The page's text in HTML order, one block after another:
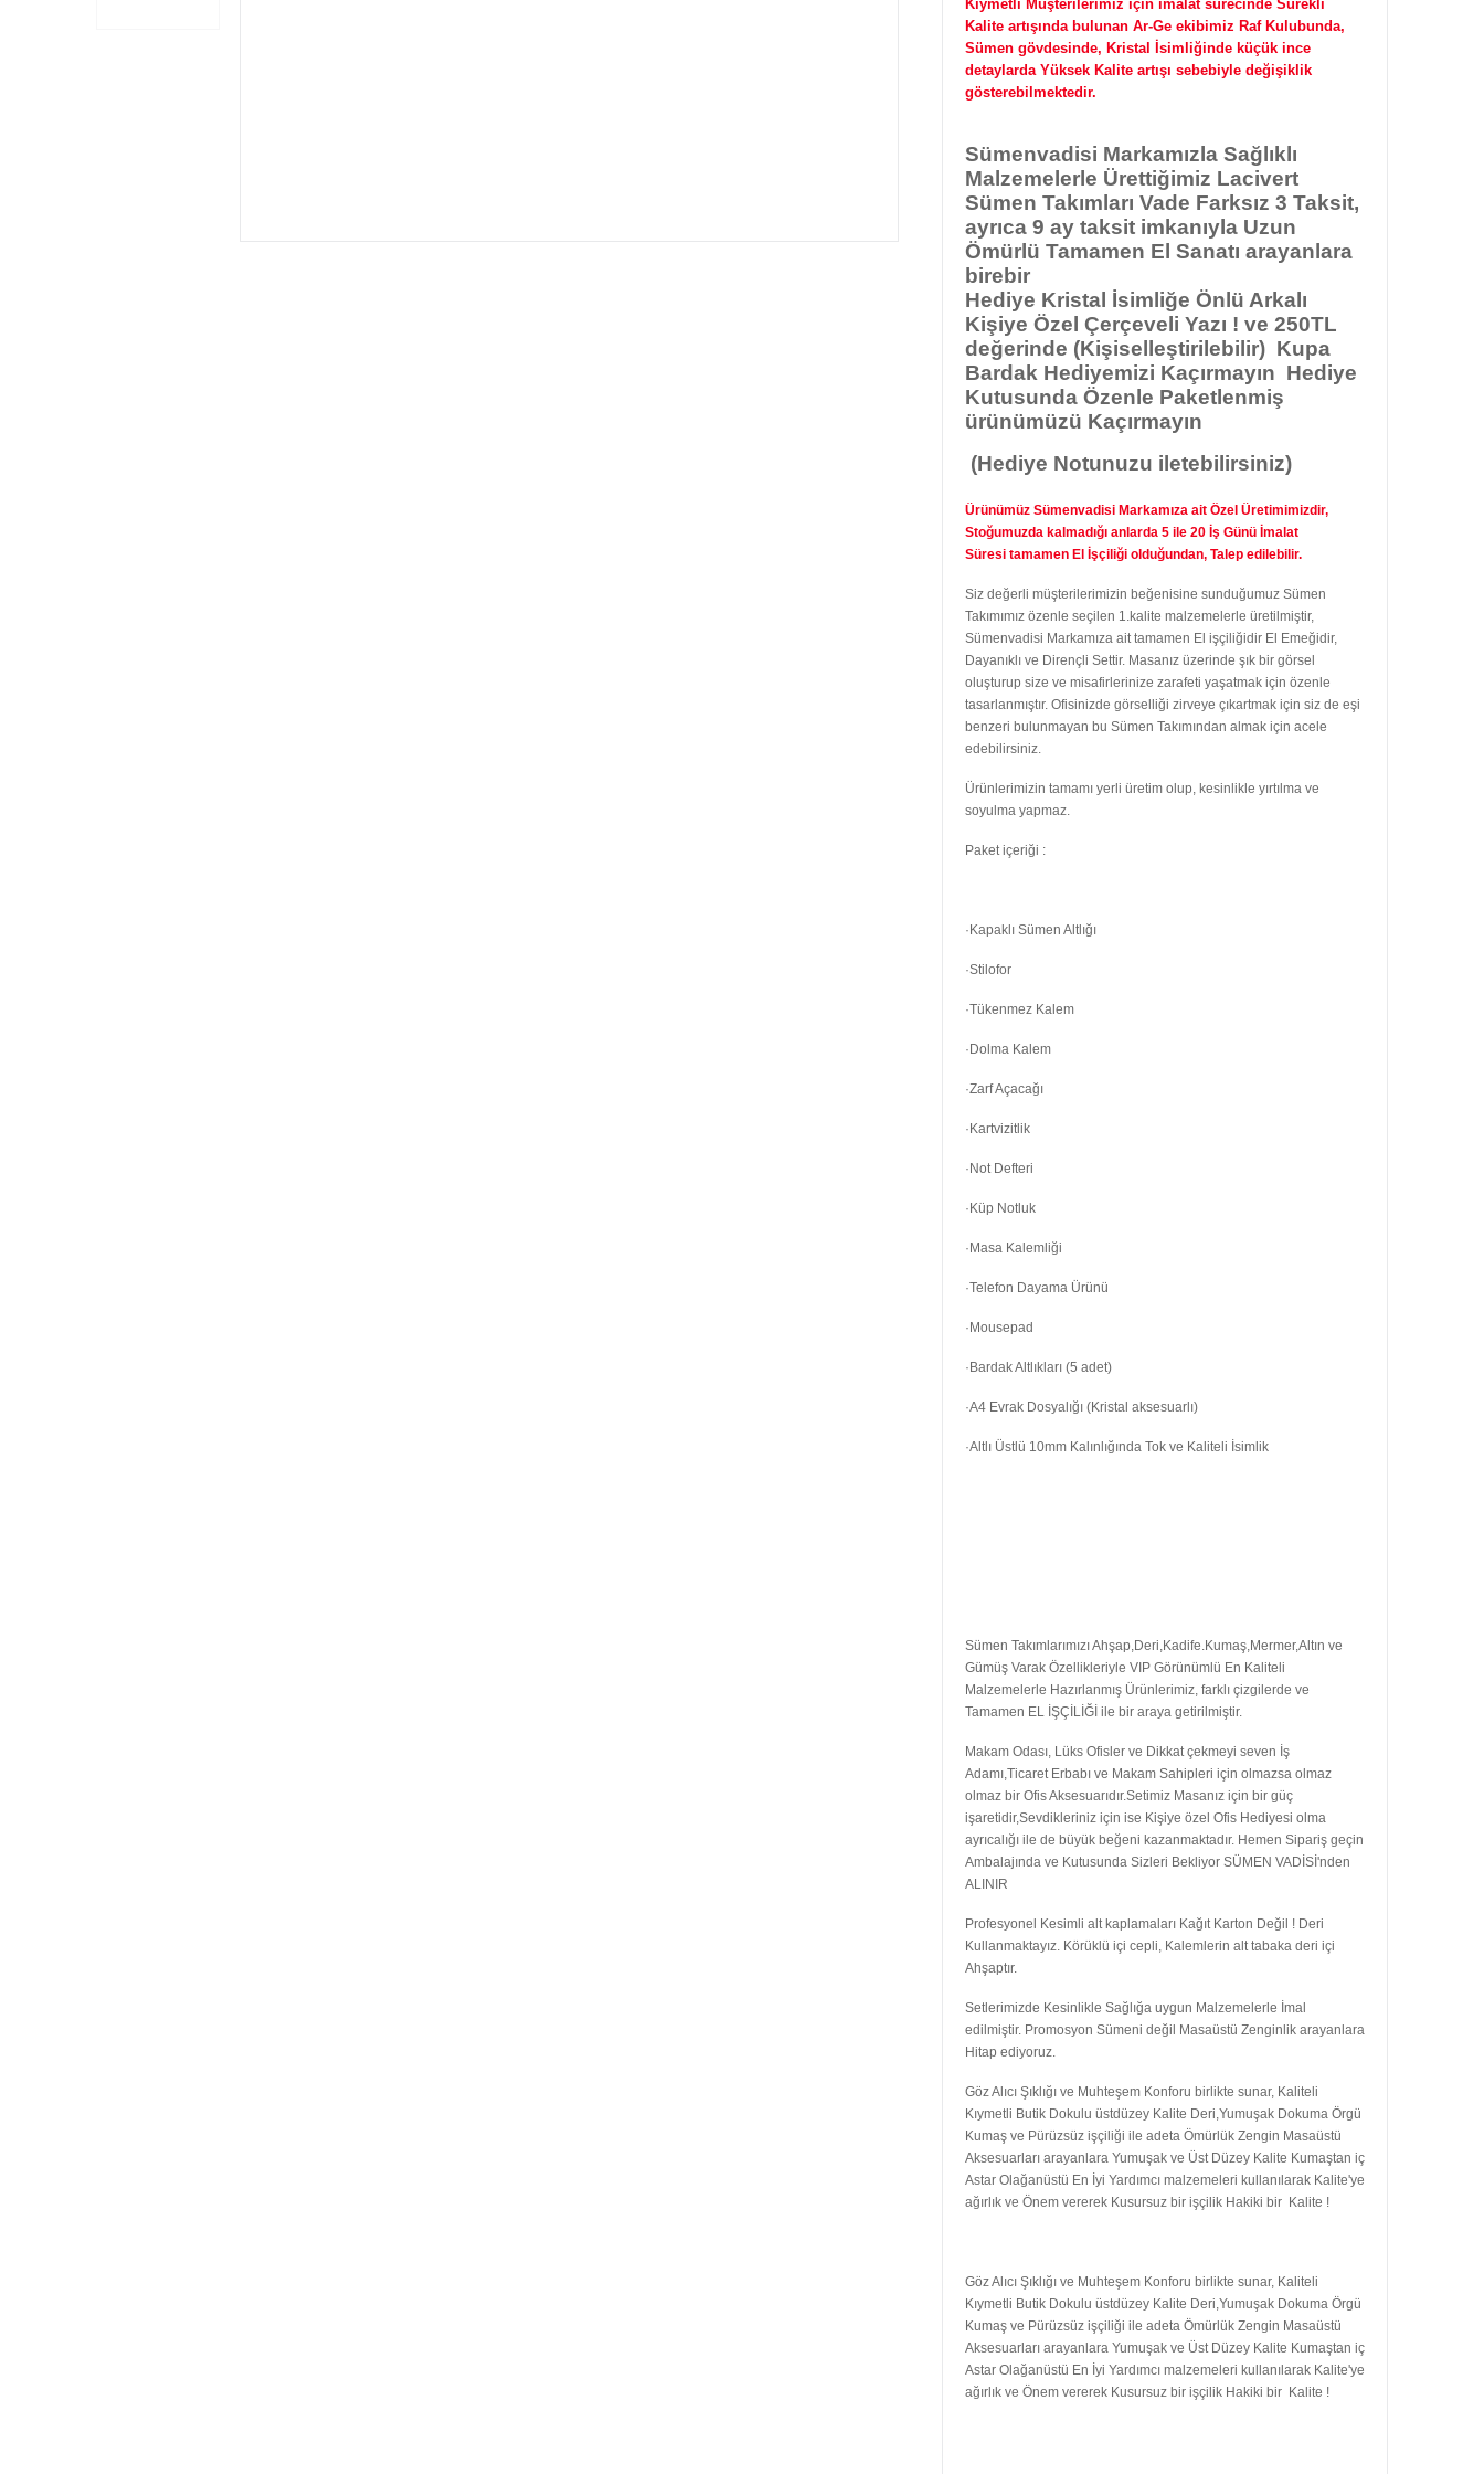
Kıymetli Müşterilerimiz için imalat sürecinde Sürekli
Kalite artışında bulunan Ar-Ge ekibimiz Raf Kulubunda,
Sümen gövdesinde, Kristal İsimliğinde küçük ince
detaylarda Yüksek Kalite artışı sebebiyle değişiklik
gösterebilmektedir.
Sümenvadisi Markamızla Sağlıklı
Malzemelerle Ürettiğimiz Lacivert
Sümen Takımları Vade Farksız 3 Taksit,
ayrıca 9 ay taksit imkanıyla Uzun
Ömürlü Tamamen El Sanatı arayanlara
birebir
Hediye Kristal İsimliğe Önlü Arkalı
Kişiye Özel Çerçeveli Yazı ! ve 250TL
değerinde (Kişiselleştirilebilir) Kupa
Bardak Hediyemizi Kaçırmayın Hediye
Kutusunda Özenle Paketlenmiş
ürünümüzü Kaçırmayın
(Hediye Notunuzu iletebilirsiniz)
Ürünümüz Sümenvadisi Markamıza ait Özel Üretimimizdir,
Stoğumuzda kalmadığı anlarda 5 ile 20 İş Günü İmalat
Süresi tamamen El İşçiliği olduğundan, Talep edilebilir.
Siz değerli müşterilerimizin beğenisine sunduğumuz Sümen
Takımımız özenle seçilen 1.kalite malzemelerle üretilmiştir,
Sümenvadisi Markamıza ait tamamen El işçiliğidir El Emeğidir,
Dayanıklı ve Dirençli Settir. Masanız üzerinde şık bir görsel
oluşturup size ve misafirlerinize zarafeti yaşatmak için özenle
tasarlanmıştır. Ofisinizde görselliği zirveye çıkartmak için siz de eşi
benzeri bulunmayan bu Sümen Takımından almak için acele
edebilirsiniz.
Ürünlerimizin tamamı yerli üretim olup, kesinlikle yırtılma ve
soyulma yapmaz.
Paket içeriği :
·Kapaklı Sümen Altlığı
·Stilofor
·Tükenmez Kalem
·Dolma Kalem
·Zarf Açacağı
·Kartvizitlik
·Not Defteri
·Küp Notluk
·Masa Kalemliği
·Telefon Dayama Ürünü
·Mousepad
·Bardak Altlıkları (5 adet)
·A4 Evrak Dosyalığı (Kristal aksesuarlı)
·Altlı Üstlü 10mm Kalınlığında Tok ve Kaliteli İsimlik
Sümen Takımlarımızı Ahşap,Deri,Kadife.Kumaş,Mermer,Altın ve
Gümüş Varak Özellikleriyle VIP Görünümlü En Kaliteli
Malzemelerle Hazırlanmış Ürünlerimiz, farklı çizgilerde ve
Tamamen EL İŞÇİLİĞİ ile bir araya getirilmiştir.
Makam Odası, Lüks Ofisler ve Dikkat çekmeyi seven İş
Adamı,Ticaret Erbabı ve Makam Sahipleri için olmazsa olmaz
olmaz bir Ofis Aksesuarıdır.Setimiz Masanız için bir güç
işaretidir,Sevdikleriniz için ise Kişiye özel Ofis Hediyesi olma
ayrıcalığı ile de büyük beğeni kazanmaktadır. Hemen Sipariş geçin
Ambalajında ve Kutusunda Sizleri Bekliyor SÜMEN VADİSİ'nden
ALINIR
Profesyonel Kesimli alt kaplamaları Kağıt Karton Değil ! Deri
Kullanmaktayız. Körüklü içi cepli, Kalemlerin alt tabaka deri içi
Ahşaptır.
Setlerimizde Kesinlikle Sağlığa uygun Malzemelerle İmal
edilmiştir. Promosyon Sümeni değil Masaüstü Zenginlik arayanlara
Hitap ediyoruz.
Göz Alıcı Şıklığı ve Muhteşem Konforu birlikte sunar, Kaliteli
Kıymetli Butik Dokulu üstdüzey Kalite Deri,Yumuşak Dokuma Örgü
Kumaş ve Pürüzsüz işçiliği ile adeta Ömürlük Zengin Masaüstü
Aksesuarları arayanlara Yumuşak ve Üst Düzey Kalite Kumaştan iç
Astar Olağanüstü En İyi Yardımcı malzemeleri kullanılarak Kalite'ye
ağırlık ve Önem vererek Kusursuz bir işçilik Hakiki bir Kalite !
Göz Alıcı Şıklığı ve Muhteşem Konforu birlikte sunar, Kaliteli
Kıymetli Butik Dokulu üstdüzey Kalite Deri,Yumuşak Dokuma Örgü
Kumaş ve Pürüzsüz işçiliği ile adeta Ömürlük Zengin Masaüstü
Aksesuarları arayanlara Yumuşak ve Üst Düzey Kalite Kumaştan iç
Astar Olağanüstü En İyi Yardımcı malzemeleri kullanılarak Kalite'ye
ağırlık ve Önem vererek Kusursuz bir işçilik Hakiki bir Kalite !